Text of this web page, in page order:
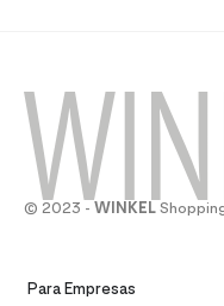
© 2023 - WINKEL
Para Empresas